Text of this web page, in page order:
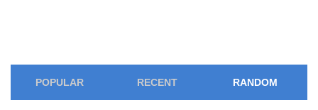
POPULAR RECENT RANDOM